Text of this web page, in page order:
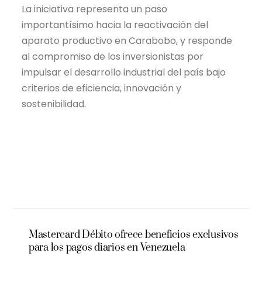
La iniciativa representa un paso
importantísimo hacia la reactivación del
aparato productivo en Carabobo, y responde
al compromiso de los inversionistas por
impulsar el desarrollo industrial del país bajo
criterios de eficiencia, innovación y
sostenibilidad.
Mastercard Débito ofrece beneficios exclusivos
para los pagos diarios en Venezuela